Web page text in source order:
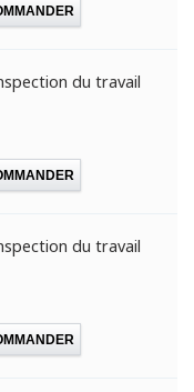
du travail
du travail